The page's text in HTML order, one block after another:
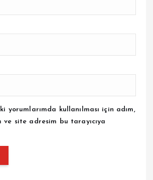
yorumlarımda kullanılması için adım,
ve site adresim bu tarayıcıya